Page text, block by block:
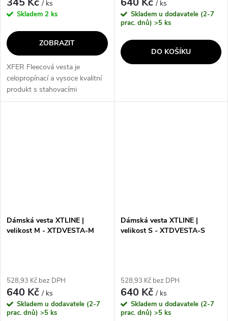
/ ks
Skladem 2 ks
ZOBRAZIT
XFER Fleecová vesta je
celopropínací a vysoce kvalitní
produkt s stahovacími
šňůrkami na spodním okraji a 2
/ ks
Skladem u dodavatele (2-7
prac. dnů) >5 ks
DO KOŠÍKU
Dámská vesta XTLINE |
velikost M - XTDVESTA-M
528,93 Kč bez DPH
640 Kč/ ks
Skladem u dodavatele (2-7
prac. dnů) >5 ks
Dámská vesta XTLINE |
velikost S - XTDVESTA-S
528,93 Kč bez DPH
640 Kč/ ks
Skladem u dodavatele (2-7
prac. dnů) >5 ks